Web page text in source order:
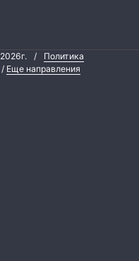
2026г. /
Политика
/ Еще направления